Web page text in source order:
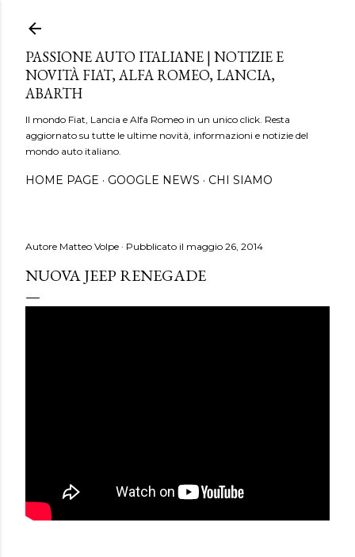
PASSIONE AUTO ITALIANE | NOTIZIE E
NOVITÀ FIAT, ALFA ROMEO, LANCIA,
ABARTH
Il mondo Fiat, Lancia e Alfa Romeo in un unico click. Resta
aggiornato su tutte le ultime novità, informazioni e notizie del
mondo auto italiano.
HOME PAGE GOOGLE NEWS CHI SIAMO
Autore Matteo Volpe Pubblicato il maggio 26, 2014
NUOVA JEEP RENEGADE